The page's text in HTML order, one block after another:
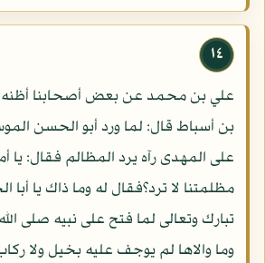
١٤
علي بن محمد عن بعض أصحابنا أظنه
بن أسباط قال: لما ورد أبو الحسن
على المهدى رآه يرد المظالم فقال: يا
مظلمتنا لا ترد؟فقال له وما ذاك يا أبا
تبارك وتعالى لما فتح على نبيه صلى
وما والاها لم يوجف عليه بخيل ولا